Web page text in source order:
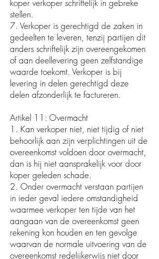
koper verkoper schriftelijk in gebreke
stellen.
7. Verkoper is gerechtigd de zaken in
gedeelten te leveren, tenzij partijen dit
anders schriftelijk zijn overeengekomen
of aan deellevering geen zelfstandige
waarde toekomt. Verkoper is bij
levering in delen gerechtigd deze
delen afzonderlijk te factureren.
Artikel 11: Overmacht
1. Kan verkoper niet, niet tijdig of niet
behoorlijk aan zijn verplichtingen uit de
overeenkomst voldoen door overmacht,
dan is hij niet aansprakelijk voor door
koper geleden schade.
2. Onder overmacht verstaan partijen
in ieder geval iedere omstandigheid
waarmee verkoper ten tijde van het
aangaan van de overeenkomst geen
rekening kon houden en ten gevolge
waarvan de normale uitvoering van de
overeenkomst redelijkerwijs niet door